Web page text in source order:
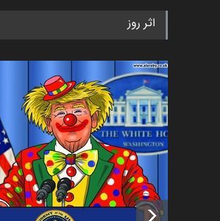
رویداد کارگاهی
اخبار 5 ماه قبل
فراخوان رویداد
پوستر "ایران سربل…
اخبار 6 ماه قبل
تسلیت به همکار |
اخبار 6 ماه قبل
اثر روز